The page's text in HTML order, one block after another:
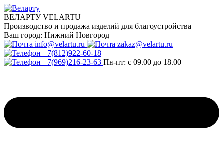
ВЕЛАРТУ VELARTU
Производство и продажа изделий для благоустройства
Ваш город: Нижний Новгород
info@velartu.ru
zakaz@velartu.ru
+7(812)922-60-18
+7(969)216-23-63 Пн-пт: с 09.00 до 18.00